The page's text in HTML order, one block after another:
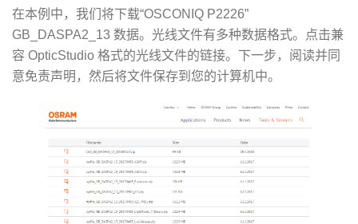
在本例中，我们将下载“OSCONIQ P2226”
GB_DASPA2_13 数据。光线文件有多种数据格式。点击兼
容 OpticStudio 格式的光线文件的链接。下一步，阅读并同
意免责声明，然后将文件保存到您的计算机中。